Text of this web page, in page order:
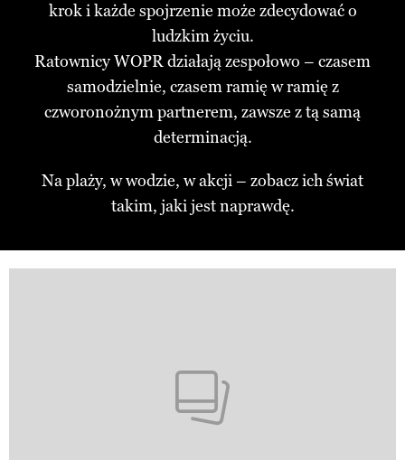
krok i każde spojrzenie może zdecydować o
ludzkim życiu.
Ratownicy WOPR działają zespołowo – czasem
samodzielnie, czasem ramię w ramię z
czworonożnym partnerem, zawsze z tą samą
determinacją.
Na plaży, w wodzie, w akcji – zobacz ich świat
takim, jaki jest naprawdę.